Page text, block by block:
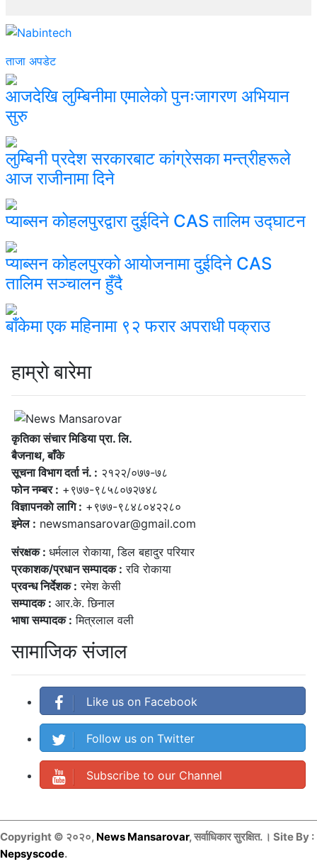
ताजा अपडेट
आजदेखि लुम्बिनीमा एमालेको पुनःजागरण अभियान
सुरु
लुम्बिनी प्रदेश सरकारबाट कांग्रेसका मन्त्रीहरूले
आज राजीनामा दिने
प्याब्सन कोहलपुरद्वारा दुईदिने CAS तालिम उद्घाटन
प्याब्सन कोहलपुरको आयोजनामा दुईदिने CAS
तालिम सञ्चालन हुँदै
बाँकेमा एक महिनामा ९२ फरार अपराधी पक्राउ
हाम्राे बारेमा
कृतिका संचार मिडिया प्रा. लि.
बैजनाथ, बाँके
सूचना विभाग दर्ता नं. : २१२२/०७७-७८
फोन नम्बर : +९७७-९८५८०७२७४८
विज्ञापनकाे लागि : +९७७-९८४८०४२२८०
इमेल : newsmansarovar@gmail.com
संरक्षक : धर्मलाल राेकाया, डिल बहादुर परियार
प्रकाशक/प्रधान सम्पादक : रवि राेकाया
प्रवन्ध निर्देशक : रमेश केसी
सम्पादक : आर.के. छिनाल
भाषा सम्पादक : मित्रलाल वली
सामाजिक संजाल
Like us on Facebook
Follow us on Twitter
Subscribe to our Channel
Copyright © २०२०, News Mansarovar, सर्वाधिकार सुरक्षित. । Site By :
Nepsyscode.